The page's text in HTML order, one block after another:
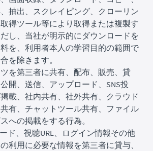
抽出、スクレイピング、クローリン
得ツール等により取得または複製す
し、当社が明示的にダウンロードを
を、利用者本人の学習目的の範囲で
を除きます。
を第三者に共有、配布、販売、貸
開、送信、アップロード、SNS投
載、社内共有、社外共有、クラウド
有、チャットツール共有、ファイル
への掲載をする行為。
ド、視聴URL、ログイン情報その他
利用に必要な情報を第三者に貸与、